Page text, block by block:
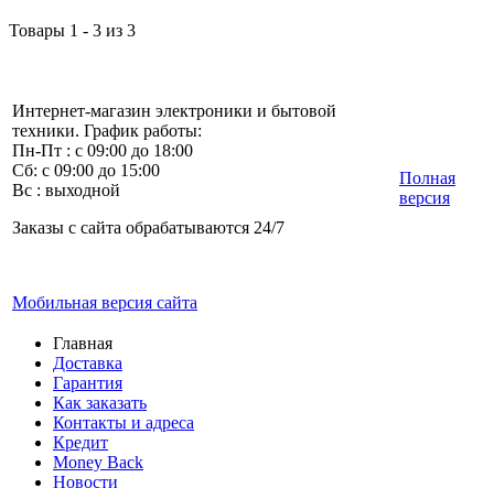
Товары 1 - 3 из 3
Интернет-магазин электроники и бытовой
техники. График работы:
Пн-Пт : с 09:00 до 18:00
Сб: с 09:00 до 15:00
Вс : выходной
Заказы с сайта обрабатываются 24/7
Мобильная версия сайта
Полная
версия
Главная
Доставка
Гарантия
Как заказать
Контакты и адреса
Кредит
Money Back
Новости